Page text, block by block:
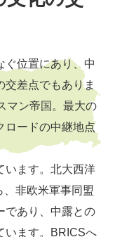
ぐ位置にあり、中
差点でもありま
マン帝国。最大の
ロードの中継地点
います。北大西洋
非欧米軍事同盟
であり、中露との
います。BRICSへ